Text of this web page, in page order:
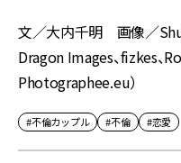
文／大内千明 画像／
Dragon Images、fizkes、
Photographee.eu）
#不倫カップル #不倫 #恋愛